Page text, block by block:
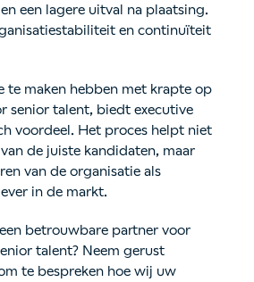
een lagere uitval na plaatsing.
en continuïteit
te maken hebben met krapte op
senior talent, biedt executive
voordeel. Het proces helpt niet
de juiste kandidaten, maar
van de organisatie als
in de markt.
betrouwbare partner voor
talent? Neem gerust
te bespreken hoe wij uw